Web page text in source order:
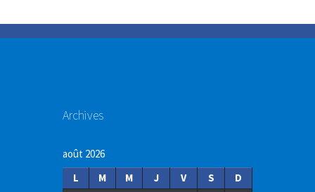
Archives
août 2026
L
M M J V S
D